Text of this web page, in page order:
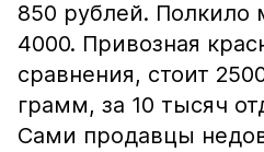
850 рублей. Полкило
4000. Привозная
сравнения, стоит
грамм, за 10 тысяч
Сами продавцы